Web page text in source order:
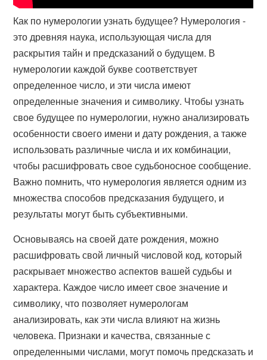
Как по нумерологии узнать будущее? Нумерология -
это древняя наука, использующая числа для
раскрытия тайн и предсказаний о будущем. В
нумерологии каждой букве соответствует
определенное число, и эти числа имеют
определенные значения и символику. Чтобы узнать
свое будущее по нумерологии, нужно анализировать
особенности своего имени и дату рождения, а также
использовать различные числа и их комбинации,
чтобы расшифровать свое судьбоносное сообщение.
Важно помнить, что нумерология является одним из
множества способов предсказания будущего, и
результаты могут быть субъективными.
Основываясь на своей дате рождения, можно
расшифровать свой личный числовой код, который
раскрывает множество аспектов вашей судьбы и
характера. Каждое число имеет свое значение и
символику, что позволяет нумерологам
анализировать, как эти числа влияют на жизнь
человека. Признаки и качества, связанные с
определенными числами, могут помочь предсказать и